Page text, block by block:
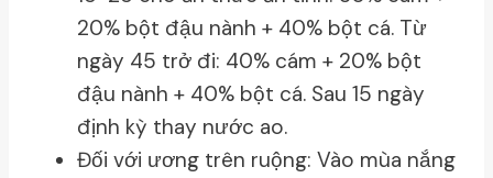
20% bột đậu nành + 40% bột cá. Từ
ngày 45 trở đi: 40% cám + 20% bột
đậu nành + 40% bột cá. Sau 15 ngày
định kỳ thay nước ao.
Đối với ương trên ruộng: Vào mùa nắng